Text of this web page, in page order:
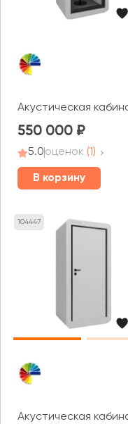
Акустическая
550 000
5.0оценок (1)
В корзину
104447
Акустическая